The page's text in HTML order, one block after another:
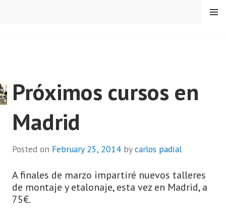
MENU
Próximos cursos en
Madrid
Posted on February 25, 2014 bycarlos padial
A finales de marzo impartiré nuevos talleres
de montaje y etalonaje, esta vez en Madrid, a
75€.